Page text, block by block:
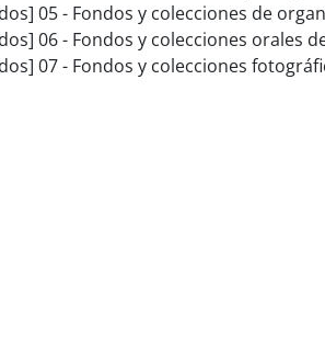
05 - Fondos y colecciones de
06 - Fondos y colecciones orales
07 - Fondos y colecciones